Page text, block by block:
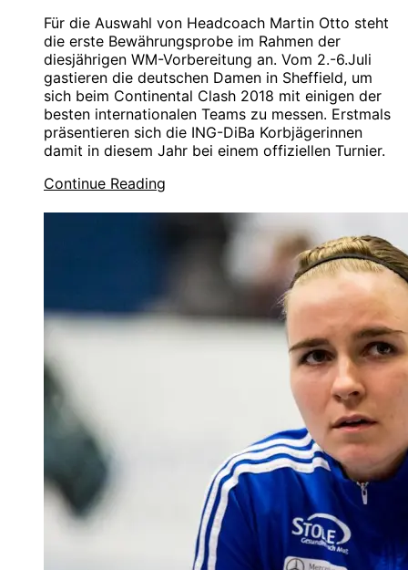
Für die Auswahl von Headcoach Martin Otto steht
die erste Bewährungsprobe im Rahmen der
diesjährigen WM-Vorbereitung an. Vom 2.-6.Juli
gastieren die deutschen Damen in Sheffield, um
sich beim Continental Clash 2018 mit einigen der
besten internationalen Teams zu messen. Erstmals
präsentieren sich die ING-DiBa Korbjägerinnen
damit in diesem Jahr bei einem offiziellen Turnier.
Continue Reading